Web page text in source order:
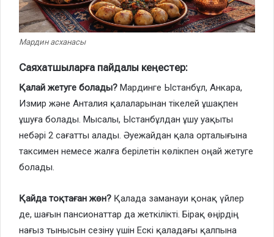
Мардин асханасы
Саяхатшыларға пайдалы кеңестер:
Қалай жетуге болады? Мардинге Ыстанбұл, Анкара,
Измир және Анталия қалаларынан тікелей ұшақпен
ұшуға болады. Мысалы, Ыстанбұлдан ұшу уақыты
небәрі 2 сағатты алады. Әуежайдан қала орталығына
таксимен немесе жалға берілетін көлікпен оңай жетуге
болады.
Қайда тоқтаған жөн? Қалада заманауи қонақ үйлер
де, шағын пансионаттар да жеткілікті. Бірақ өңірдің
нағыз тынысын сезіну үшін Ескі қаладағы қалпына